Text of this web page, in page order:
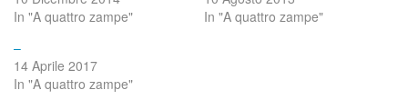
In "A quattro zampe"
In "A quattro zampe"
–
14 Aprile 2017
In "A quattro zampe"